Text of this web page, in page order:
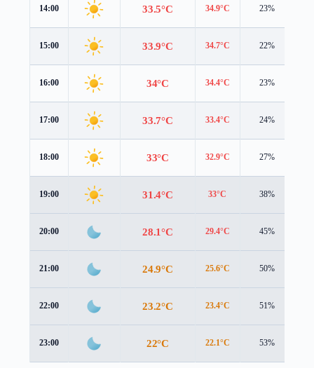
14:00 33.5°C 34.9°C 23%
15:00 33.9°C 34.7°C 22%
16:00 34°C 34.4°C 23%
17:00 33.7°C 33.4°C 24%
18:00 33°C 32.9°C 27%
19:00 31.4°C 33°C 38%
20:00 28.1°C 29.4°C 45%
21:00 24.9°C 25.6°C 50%
22:00 23.2°C 23.4°C 51%
23:00 22°C 22.1°C 53%